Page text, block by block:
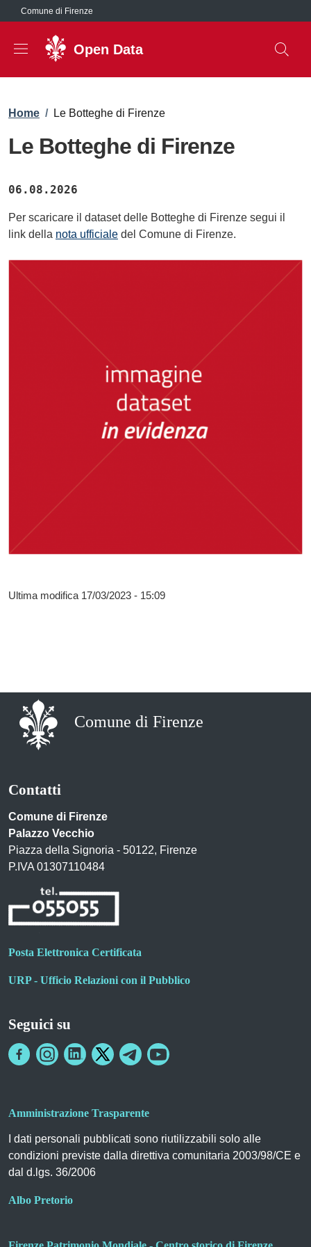
Salta al contenuto principale
Comune di Firenze
Open Data
Briciole di pane
Home / Le Botteghe di Firenze
Le Botteghe di Firenze
06.08.2026
Per scaricare il dataset delle Botteghe di Firenze segui il
link della nota ufficiale del Comune di Firenze.
Immagine
Ultima modifica 17/03/2023 - 15:09
Comune di Firenze
Contatti
Comune di Firenze
Palazzo Vecchio
Piazza della Signoria - 50122, Firenze
P.IVA 01307110484
Posta Elettronica Certificata
URP - Ufficio Relazioni con il Pubblico
Seguici su
Amministrazione Trasparente
I dati personali pubblicati sono riutilizzabili solo alle
condizioni previste dalla direttiva comunitaria 2003/98/CE e
dal d.lgs. 36/2006
Albo Pretorio